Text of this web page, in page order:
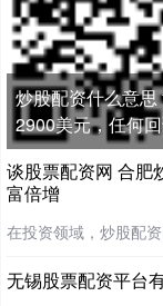
炒股配资什么意
2900美元，任何
谈股票配资网 合肥
富倍增
在投资领域，炒股配
无锡股票配资平台